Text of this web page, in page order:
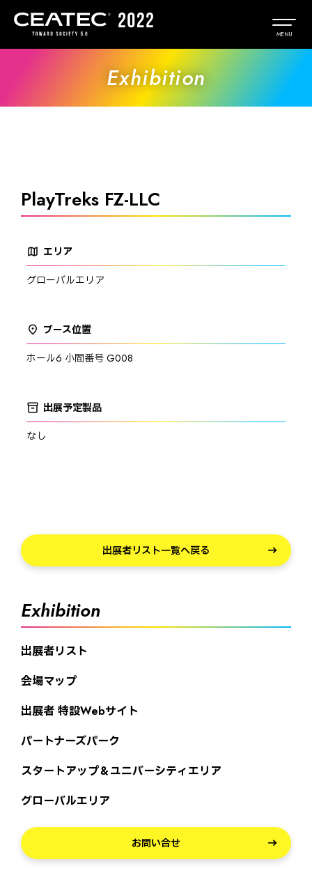
Exhibition
PlayTreks FZ-LLC
map エリア
グローバルエリア
place ブース位置
ホール6 小間番号 G008
inventory_2 出展予定製品
なし
出展者リスト一覧へ戻る
Exhibition
出展者リスト
会場マップ
出展者 特設Webサイト
パートナーズパーク
スタートアップ＆ユニバーシティエリア
グローバルエリア
お問い合せ